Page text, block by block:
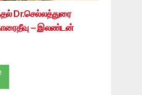
Dr.செல்லத்துரை
– இலண்டன்